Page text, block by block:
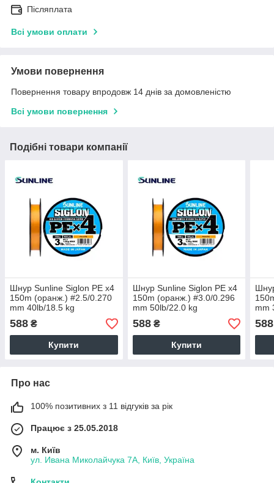
Післяплата
Всі умови оплати
Умови повернення
Повернення товару впродовж 14 днів за домовленістю
Всі умови повернення
Подібні товари компанії
Шнур Sunline Siglon PE х4
150m (оранж.) #2.5/0.270
mm 40lb/18.5 kg
588 ₴
Купити
Шнур Sunline Siglon PE х4
150m (оранж.) #3.0/0.296
mm 50lb/22.0 kg
588₴
Купити
mm
588
Про нас
100% позитивних з 11 відгуків за рік
Працює з 25.05.2018
м. Київ
ул. Ивана Миколайчука 7А, Київ, Україна